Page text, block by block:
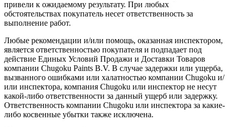
привели к ожидаемому результату. При любых
обстоятельствах покупатель несет ответственность за
выполнение работ.
Любые рекомендации и/или помощь, оказанная инспектором,
является ответственностью покупателя и подпадает под
действие Единых Условий Продажи и Доставки Товаров
компании Chugoku Paints B.V. В случае задержки или ущерба,
вызванного ошибками или халатностью компании Chugoku и/
или инспектора, компания Chugoku или инспектор не несут
какой-либо ответственности за данный ущерб или задержку.
Ответственность компании Chugoku или инспектора за какие-
либо косвенные убытки также исключена.